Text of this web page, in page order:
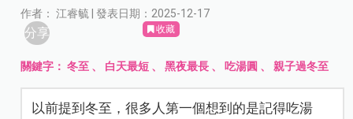
作者： 江睿毓 | 發表日期：2025-12-17
分享 收藏
關鍵字：冬至 、 白天最短 、黑夜最長 、 吃湯圓 、親子過冬至
以前提到冬至，很多人第一個想到的是記得吃湯